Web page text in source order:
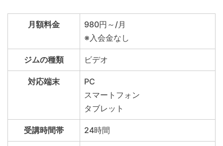
月額料金
980円～/月
※入会金なし
ジムの種類 ビデオ
対応端末
PC
スマートフォン
タブレット
受講時間帯 24時間